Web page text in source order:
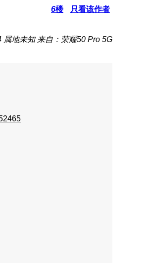
6楼 只看该作者
属地未知 来自：荣耀50 Pro 5G